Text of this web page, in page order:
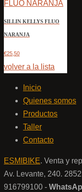
SILLIN KELLYS FLUO
NARANJA
€25,50
volver a la lista
Inicio
Quienes somos
Productos
Taller
Contacto
ESMIBIKE. Venta y
Av. Levante, 240.
916799100 -